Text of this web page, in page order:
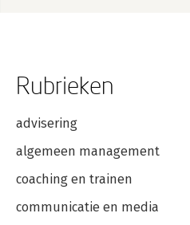
Rubrieken
advisering
algemeen management
coaching en trainen
communicatie en media